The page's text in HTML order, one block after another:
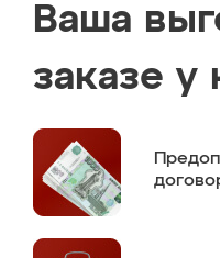
Ваша
заказе у